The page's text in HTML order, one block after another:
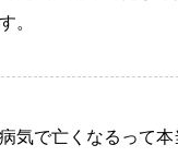
。
気で亡くなるって